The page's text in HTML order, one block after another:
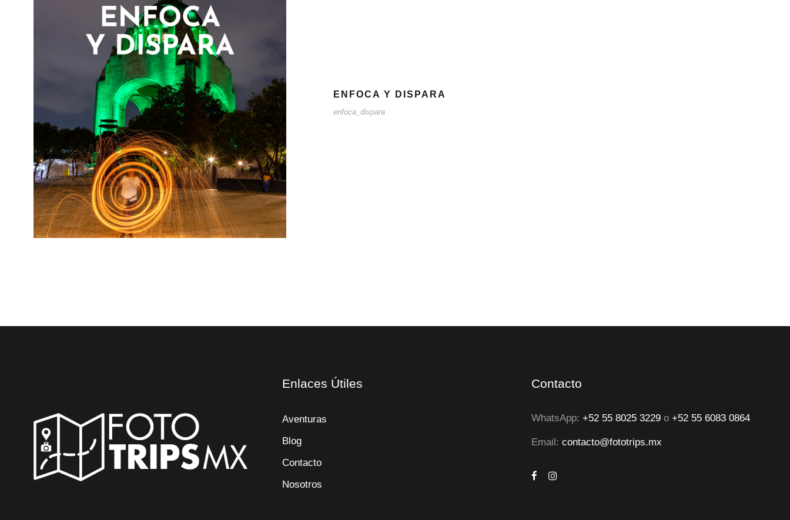
ENFOCA Y DISPARA
enfoca_dispara
Enlaces Útiles
Aventuras
Blog
Contacto
Nosotros
Contacto
WhatsApp: +52 55 8025 3229o +52 55 6083 0864
Email: contacto@fototrips.mx